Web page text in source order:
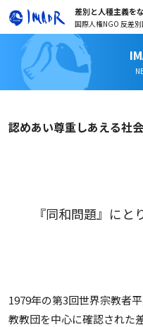
差別と人種主義を
国際人権NGO 反差
認めあい尊重しあえる社
『同和問題』に
1979年の第3回世界宗教者
教教団を中心に確認された